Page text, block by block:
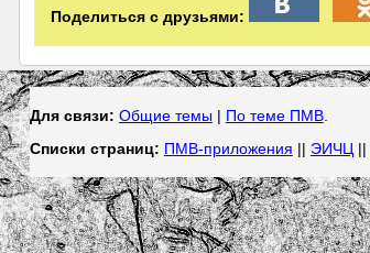
Поделиться с друзьями:
Для связи: Общие темы | По теме ПМВ.
Списки страниц: ПМВ-приложения || ЭИЧЦ ||